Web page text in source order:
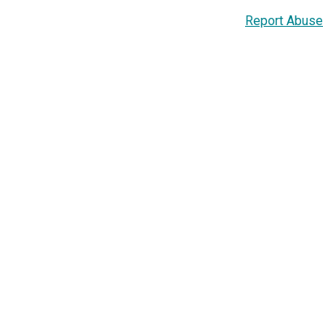
Report Abuse